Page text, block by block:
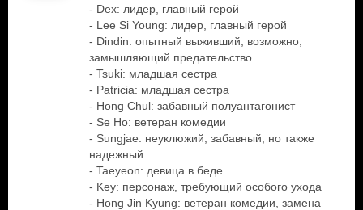
- Dex: лидер, главный герой
- Lee Si Young: лидер, главный герой
- Dindin: опытный выживший, возможно,
замышляющий предательство
- Tsuki: младшая сестра
- Patricia: младшая сестра
- Hong Chul: забавный полуантагонист
- Se Ho: ветеран комедии
- Sungjae: неуклюжий, забавный, но также
надежный
- Taeyeon: девица в беде
- Key: персонаж, требующий особого ухода
- Hong Jin Kyung: ветеран комедии, замена